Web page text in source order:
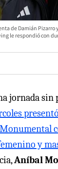
de Damián Pizarro
le respondió con
jornada sin
y
Aníbal